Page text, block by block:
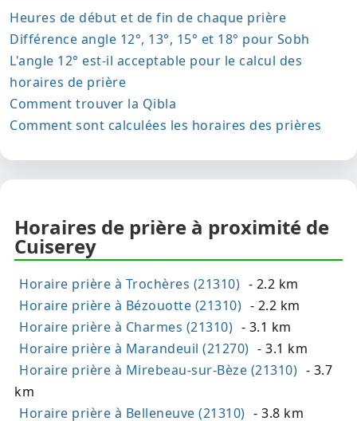
Heures de début et de fin de chaque prière
Différence angle 12°, 13°, 15° et 18° pour Sobh
L'angle 12° est-il acceptable pour le calcul des
horaires de prière
Comment trouver la Qibla
Comment sont calculées les horaires des prières
Horaires de prière à proximité de
Cuiserey
Horaire prière à Trochères (21310) - 2.2 km
Horaire prière à Bézouotte (21310) - 2.2 km
Horaire prière à Charmes (21310) - 3.1 km
Horaire prière à Marandeuil (21270) - 3.1 km
Horaire prière à Mirebeau-sur-Bèze (21310) - 3.7
km
Horaire prière à Belleneuve (21310) - 3.8 km